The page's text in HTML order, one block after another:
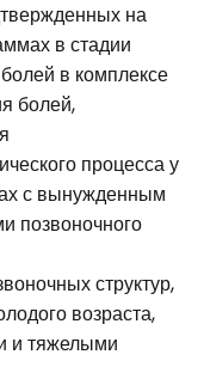
на
в стадии
в комплексе
болей,
процесса у
с вынужденным
позвоночного
структур,
возраста,
и тяжелыми